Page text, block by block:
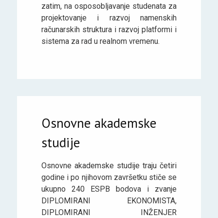
zatim, na osposobljavanje studenata za
projektovanje i razvoj namenskih
računarskih struktura i razvoj platformi i
sistema za rad u realnom vremenu.
Osnovne akademske
studije
Osnovne akademske studije traju četiri
godine i po njihovom završetku stiče se
ukupno 240 ESPB bodova i zvanje
DIPLOMIRANI EKONOMISTA,
DIPLOMIRANI INŽENJER